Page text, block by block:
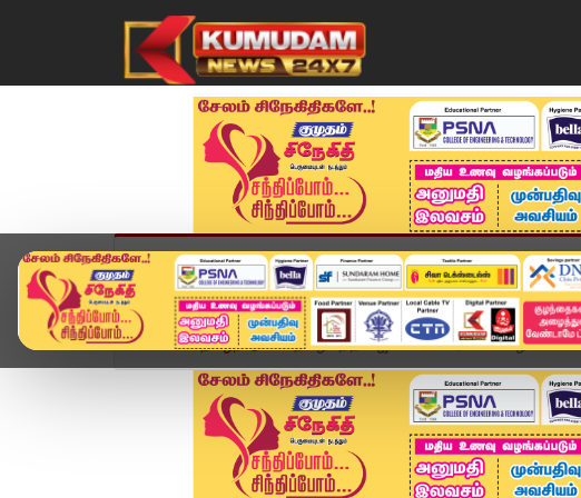
முகப்பு விளையாட்டு அண்மை தமிழ்நாடு
Home தமிழ்நாடு தமிழகத்தில் ஜூன் 3 வரை கனமழை